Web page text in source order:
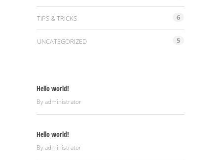
TIPS & TRICKS 6
UNCATEGORIZED 5
Hello world!
Byadministrator
Hello world!
Byadministrator